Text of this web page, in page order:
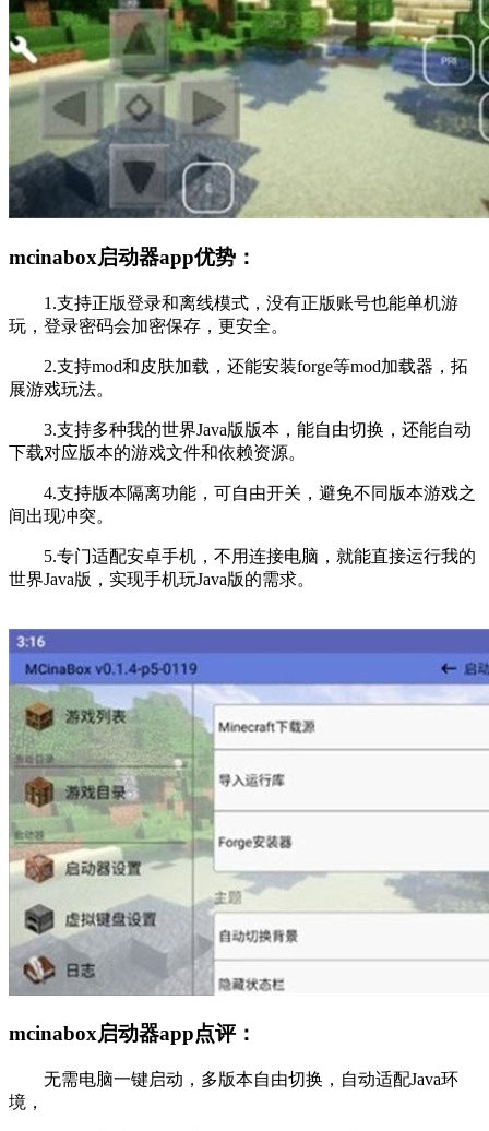
mcinabox启动器app优势：
1.支持正版登录和离线模式，没有正版账号也能单机游
玩，登录密码会加密保存，更安全。
2.支持mod和皮肤加载，还能安装forge等mod加载器，拓
展游戏玩法。
3.支持多种我的世界Java版版本，能自由切换，还能自动
下载对应版本的游戏文件和依赖资源。
4.支持版本隔离功能，可自由开关，避免不同版本游戏之
间出现冲突。
5.专门适配安卓手机，不用连接电脑，就能直接运行我的
世界Java版，实现手机玩Java版的需求。
mcinabox启动器app点评：
无需电脑一键启动，多版本自由切换，自动适配Java环
境，